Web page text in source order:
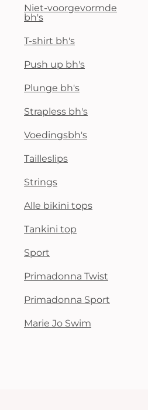
Niet-voorgevormde
bh's
T-shirt bh's
Push up bh's
Plunge bh's
Strapless bh's
Voedingsbh's
Tailleslips
Strings
Alle bikini tops
Tankini top
Sport
Primadonna Twist
Primadonna Sport
Marie Jo Swim